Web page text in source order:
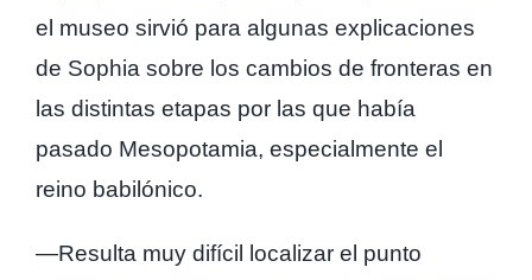
el museo sirvió para algunas explicaciones
de Sophia sobre los cambios de fronteras en
las distintas etapas por las que había
pasado Mesopotamia, especialmente el
reino babilónico.
—Resulta muy difícil localizar el punto